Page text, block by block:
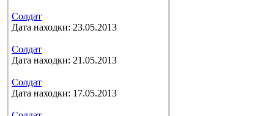
Солдат
Дата находки: 23.05.2013
Солдат
Дата находки: 21.05.2013
Солдат
Дата находки: 17.05.2013